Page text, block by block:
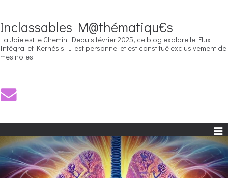
Inclassables M@thématiqu€s
La Joie est le Chemin. Depuis février 2025, ce blog explore le Flux
Intégral et Kernésis. Il est personnel et est constitué exclusivement de
mes notes.